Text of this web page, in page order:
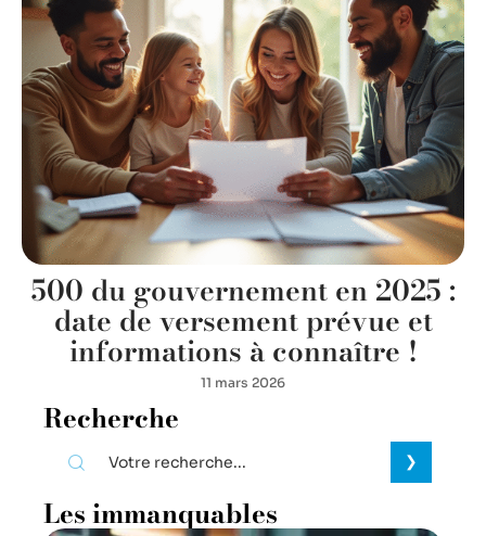
500 du gouvernement en 2025 :
date de versement prévue et
informations à connaître !
11 mars 2026
Recherche
Les immanquables